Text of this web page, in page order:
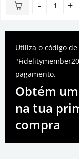
Utiliza o código
pagamento.
Obtém
na tua
compra